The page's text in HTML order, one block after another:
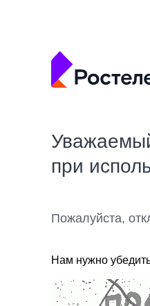
при
Пожалуйста,
Нам нужно